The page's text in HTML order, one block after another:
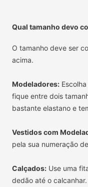
Qual tamanho devo
O tamanho deve ser
acima.
Modeladores:
fique entre dois
bastante elastano e
Vestidos com
pela sua numeração
Calçados: Use uma
dedão até o